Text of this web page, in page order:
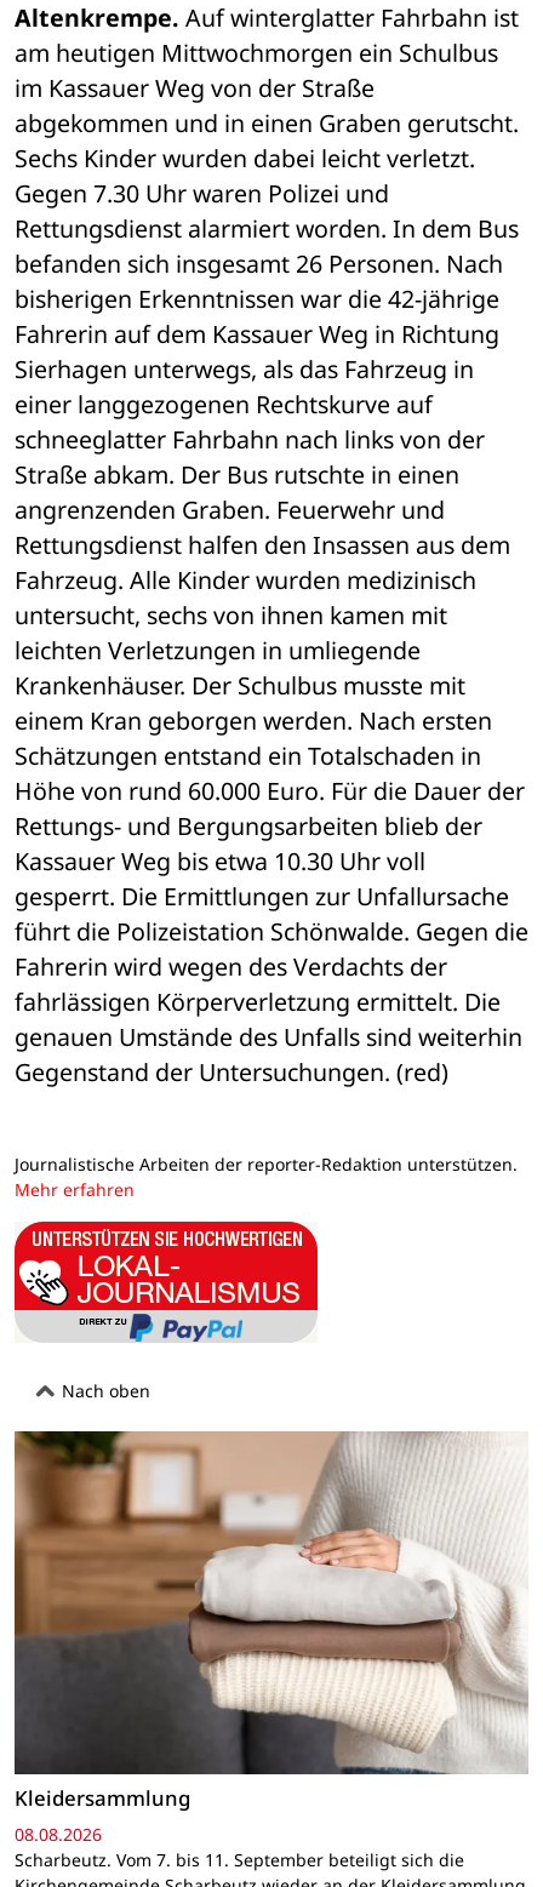
Altenkrempe. Auf winterglatter Fahrbahn ist
am heutigen Mittwochmorgen ein Schulbus
im Kassauer Weg von der Straße
abgekommen und in einen Graben gerutscht.
Sechs Kinder wurden dabei leicht verletzt.
Gegen 7.30 Uhr waren Polizei und
Rettungsdienst alarmiert worden. In dem Bus
befanden sich insgesamt 26 Personen. Nach
bisherigen Erkenntnissen war die 42-jährige
Fahrerin auf dem Kassauer Weg in Richtung
Sierhagen unterwegs, als das Fahrzeug in
einer langgezogenen Rechtskurve auf
schneeglatter Fahrbahn nach links von der
Straße abkam. Der Bus rutschte in einen
angrenzenden Graben. Feuerwehr und
Rettungsdienst halfen den Insassen aus dem
Fahrzeug. Alle Kinder wurden medizinisch
untersucht, sechs von ihnen kamen mit
leichten Verletzungen in umliegende
Krankenhäuser. Der Schulbus musste mit
einem Kran geborgen werden. Nach ersten
Schätzungen entstand ein Totalschaden in
Höhe von rund 60.000 Euro. Für die Dauer der
Rettungs- und Bergungsarbeiten blieb der
Kassauer Weg bis etwa 10.30 Uhr voll
gesperrt. Die Ermittlungen zur Unfallursache
führt die Polizeistation Schönwalde. Gegen die
Fahrerin wird wegen des Verdachts der
fahrlässigen Körperverletzung ermittelt. Die
genauen Umstände des Unfalls sind weiterhin
Gegenstand der Untersuchungen. (red)
Journalistische Arbeiten der reporter-Redaktion unterstützen.
Mehr erfahren
Nach oben
Kleidersammlung
08.08.2026
Scharbeutz. Vom 7. bis 11. September beteiligt sich die